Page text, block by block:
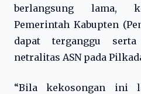
berlangsung lama,
Pemerintah Kabupten
dapat terganggu
netralitas ASN pada
“Bila kekosongan ini